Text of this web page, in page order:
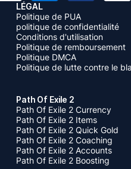
LÉGAL
Politique de PUA
politique de confidentialité
Conditions d'utilisation
Politique de remboursement
Politique DMCA
Politique de lutte contre le
Path Of Exile 2
Path Of Exile 2 Currency
Path Of Exile 2 Items
Path Of Exile 2 Quick Gold
Path Of Exile 2 Coaching
Path Of Exile 2 Accounts
Path Of Exile 2 Boosting